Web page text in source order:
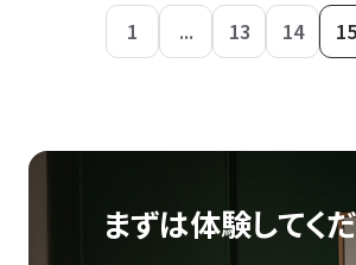
1 ... 13 14 15
まずは体験してく